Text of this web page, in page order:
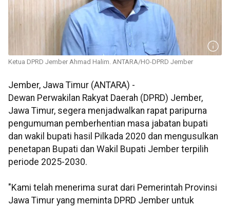
Ketua DPRD Jember Ahmad Halim. ANTARA/HO-DPRD Jember
Jember, Jawa Timur (ANTARA) -
Dewan Perwakilan Rakyat Daerah (DPRD) Jember,
Jawa Timur, segera menjadwalkan rapat paripurna
pengumuman pemberhentian masa jabatan bupati
dan wakil bupati hasil Pilkada 2020 dan mengusulkan
penetapan Bupati dan Wakil Bupati Jember terpilih
periode 2025-2030.
"Kami telah menerima surat dari Pemerintah Provinsi
Jawa Timur yang meminta DPRD Jember untuk